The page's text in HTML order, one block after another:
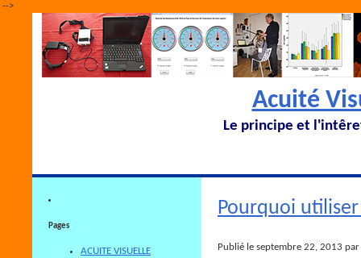
-->
Acuité
Le principe et
Pourquoi utiliser
Publié le septembre 22, 2013 par
Pages
ACUITE VISUELLE